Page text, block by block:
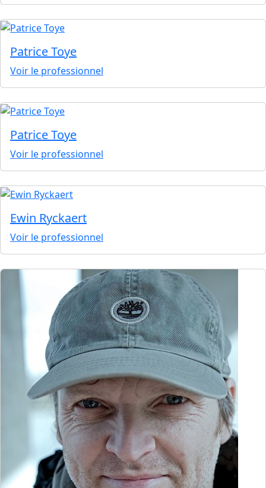
Patrice Toye
Voir le professionnel
Patrice Toye
Voir le professionnel
Ewin Ryckaert
Voir le professionnel